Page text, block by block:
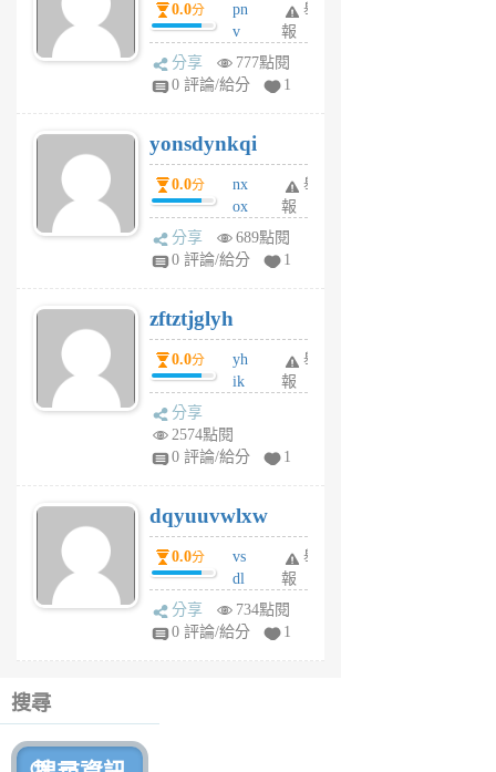
月
前
0.0分
pn
v
wt
sv
6
個
月
前
舉
報
分享
777點閱
0 評論/給分
1
yonsdynkqi
0.0分
nx
ox
rh
pe
月
前
舉
報
分享
689點閱
0 評論/給分
1
zftztjglyh
0.0分
yh
ik
tu
6
個
月
前
舉
報
分享
2574點閱
0 評論/給分
1
dqyuuvwlxw
0.0分
vs
dl
sq
fy
舉
報
分享
734點閱
0 評論/給分
1
搜尋